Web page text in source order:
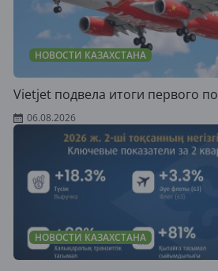
НОВОСТИ КАЗАХСТАНА
Vietjet подвела итоги первого
06.08.2026
НОВОСТИ КАЗАХСТАНА